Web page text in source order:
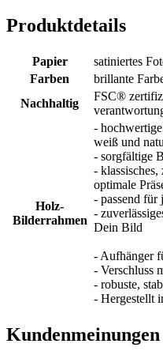
Produktdetails
Papier
satiniertes
Farben
brillante
Nachhaltig
FSC®
Holz-
Bilderrahmen
-
weiß und
- sorgfältige
- klassisches,
optimale
- passend für
-
Dein Bild
- Aufhänger
- Verschluss
- robuste,
- Hergestellt
Kundenmeinungen